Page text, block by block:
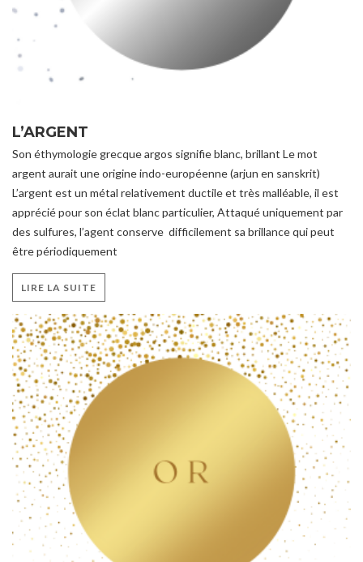
L’ARGENT
Son éthymologie grecque argos signifie blanc, brillant Le mot
argent aurait une origine indo-européenne (arjun en sanskrit)
L’argent est un métal relativement ductile et très malléable, il est
apprécié pour son éclat blanc particulier, Attaqué uniquement par
des sulfures, l’agent conserve difficilement sa brillance qui peut
être périodiquement
LIRE LA SUITE